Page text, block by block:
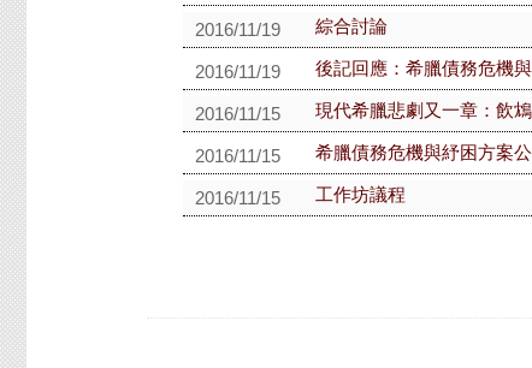
2016/11/19 綜合討論
2016/11/19 後記回應：希臘債務危機
2016/11/15 現代希臘悲劇又一章：飲
2016/11/15 希臘債務危機與紓困方案
2016/11/15 工作坊議程